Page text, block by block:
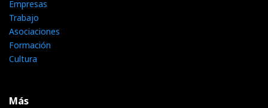
Empresas
Trabajo
Asociaciones
Formación
Cultura
Más